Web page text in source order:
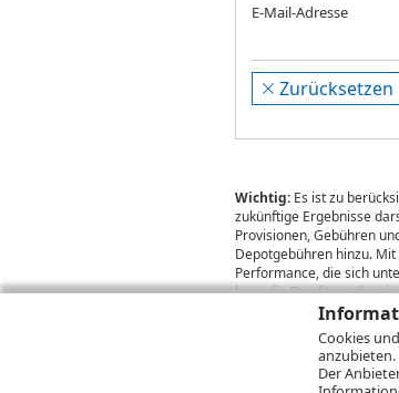
Cookies
anzubieten.
Der
E-Mail-Adresse
Zurücksetzen
Wichtig: Es ist zu
zukünftige Ergebnisse
Provisionen, Gebühren
Depotgebühren hinzu.
Performance, die sich
kann die Rendite zudem
DZ BANK AGBitte
2026 Infront Financial